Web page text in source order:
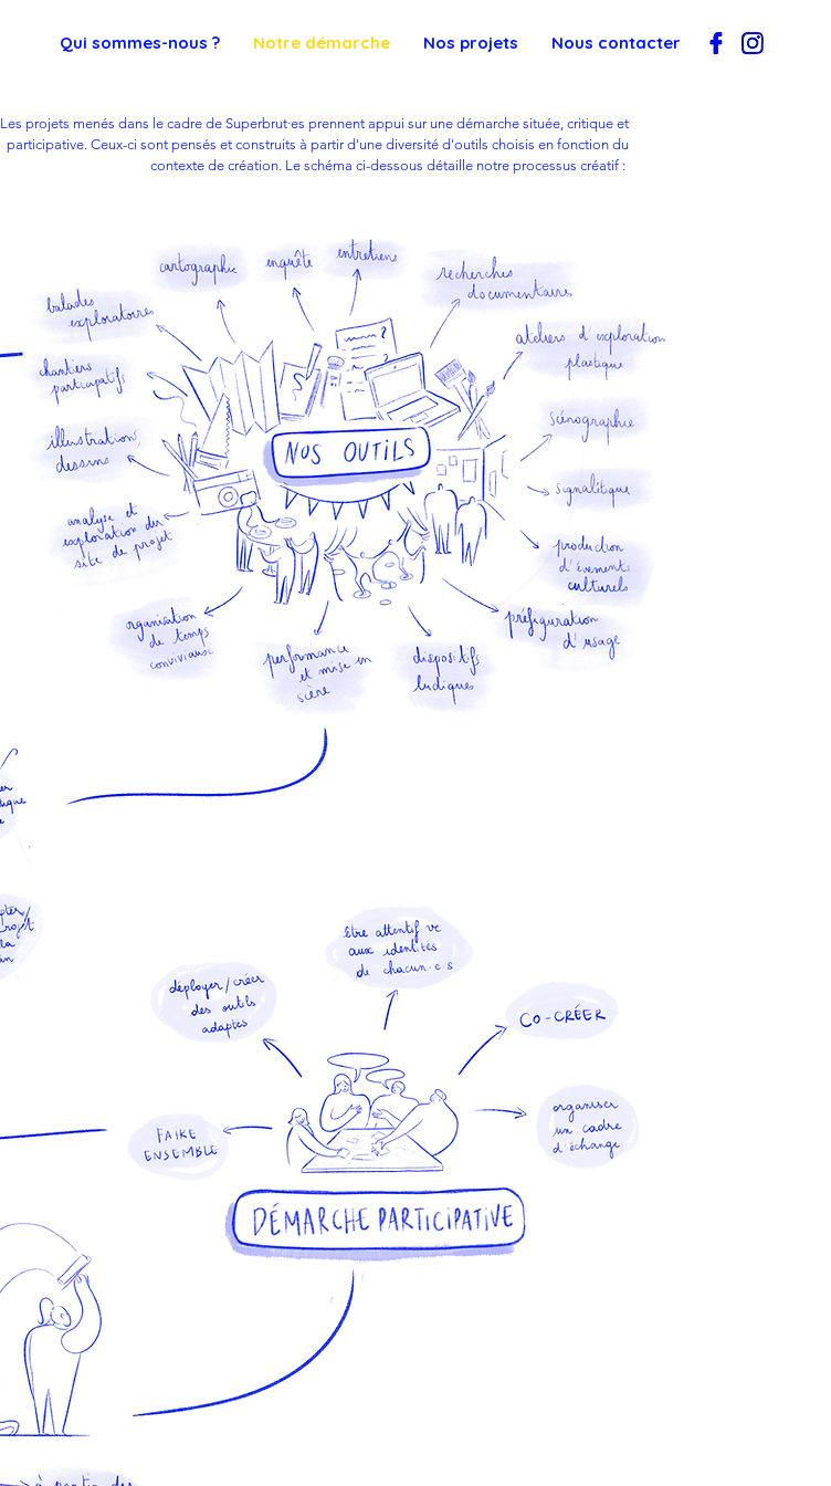
Qui sommes-nous ? Notre démarche Nos projets Nous contacter
Les projets menés dans le cadre de Superbrut·es prennent appui sur une démarche située, critique et
participative. Ceux-ci sont pensés et construits à partir d'une diversité d'outils choisis en fonction du
contexte de création. Le schéma ci-dessous détaille notre processus créatif :